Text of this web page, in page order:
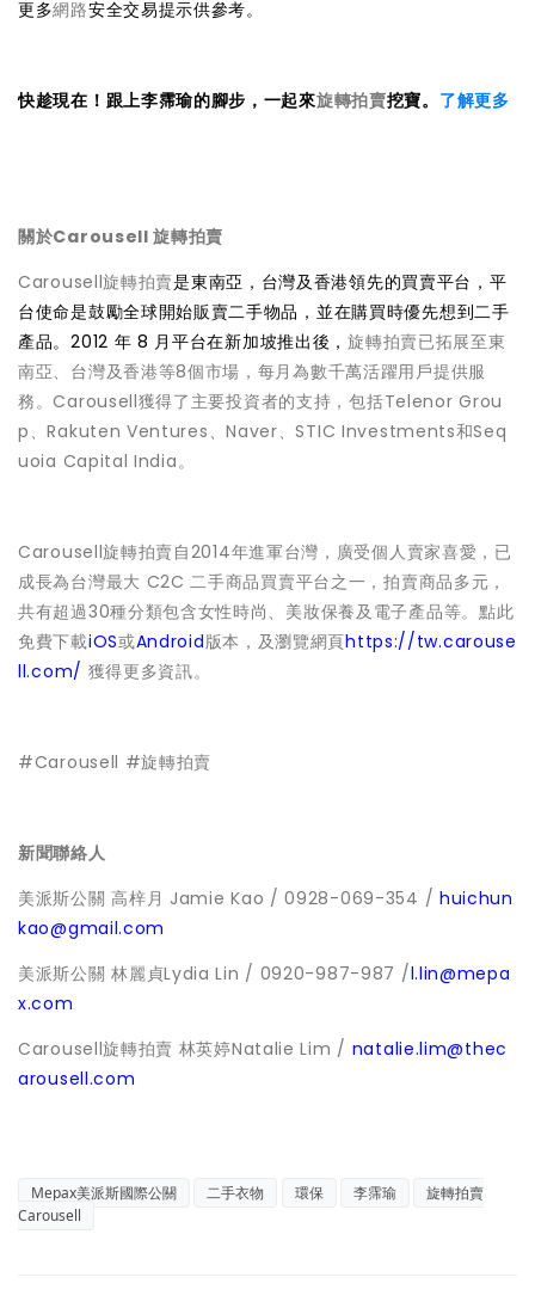
更多網路安全交易提示供參考。
快趁現在！跟上李霈瑜的腳步，一起來旋轉拍賣挖寶。 了解更多
關於Carousell 旋轉拍賣
Carousell旋轉拍賣是東南亞，台灣及香港領先的買賣平台，平
台使命是鼓勵全球開始販賣二手物品，並在購買時優先想到二手
產品。2012 年 8 月平台在新加坡推出後，旋轉拍賣已拓展至東
南亞、台灣及香港等8個市場，每月為數千萬活躍用戶提供服
務。Carousell獲得了主要投資者的支持，包括Telenor Grou
p、Rakuten Ventures、Naver、STIC Investments和Seq
uoia Capital India。
Carousell旋轉拍賣自2014年進軍台灣，廣受個人賣家喜愛，已
成長為台灣最大 C2C 二手商品買賣平台之一，拍賣商品多元，
共有超過30種分類包含女性時尚、美妝保養及電子產品等。點此
免費下載iOS或Android版本，及瀏覽網頁https://tw.carouse
ll.com/ 獲得更多資訊。
#Carousell #旋轉拍賣
新聞聯絡人
美派斯公關 高梓月 Jamie Kao / 0928-069-354 / huichun
kao@gmail.com
美派斯公關 林麗貞Lydia Lin / 0920-987-987 /l.lin@mepa
x.com
Carousell旋轉拍賣 林英婷Natalie Lim / natalie.lim@thec
arousell.com
Mepax美派斯國際公關 二手衣物 環保 李霈瑜
旋轉拍賣
Carousell